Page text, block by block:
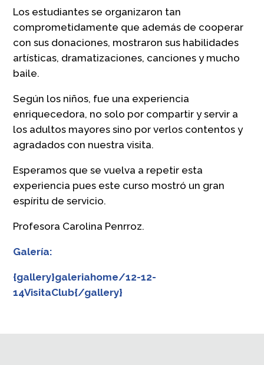
Los estudiantes se organizaron tan
comprometidamente que además de cooperar
con sus donaciones, mostraron sus habilidades
artísticas, dramatizaciones, canciones y mucho
baile.
Según los niños, fue una experiencia
enriquecedora, no solo por compartir y servir a
los adultos mayores sino por verlos contentos y
agradados con nuestra visita.
Esperamos que se vuelva a repetir esta
experiencia pues este curso mostró un gran
espíritu de servicio.
Profesora Carolina Penrroz.
Galería:
{gallery}galeriahome/12-12-
14VisitaClub{/gallery}